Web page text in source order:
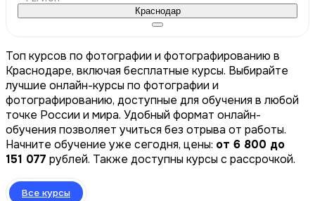
Краснодар
Топ курсов по фотографии и фотографированию в
Краснодаре, включая бесплатные курсы. Выбирайте
лучшие онлайн-курсы по фотографии и
фотографированию, доступные для обучения в любой
точке России и мира. Удобный формат онлайн-
обучения позволяет учиться без отрыва от работы.
Начните обучение уже сегодня, цены: от 6 800 до
151 077 рублей. Также доступны курсы с рассрочкой.
Все курсы